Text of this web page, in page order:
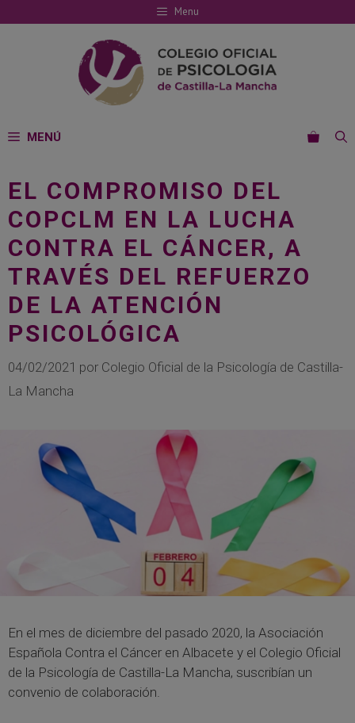
al
Menu
MENÚ
EL COMPROMISO DEL
COPCLM EN LA LUCHA
CONTRA EL CÁNCER, A
TRAVÉS DEL REFUERZO
DE LA ATENCIÓN
PSICOLÓGICA
04/02/2021 por Colegio Oficial de la Psicología de Castilla-
La Mancha
En el mes de diciembre del pasado 2020, la Asociación
Española Contra el Cáncer en Albacete y el Colegio Oficial
de la Psicología de Castilla-La Mancha, suscribían un
convenio de colaboración.